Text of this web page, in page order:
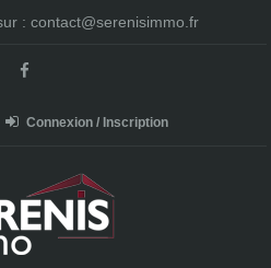
: contact@serenisimmo.fr
Connexion / Inscription